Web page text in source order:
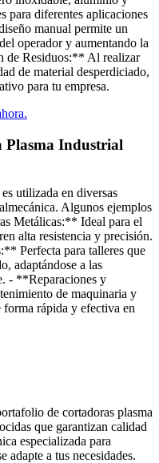
para diferentes aplicaciones
manual permite un
operador y aumentando la
de Residuos:** Al realizar
de material desperdiciado,
para tu empresa.
Plasma Industrial
utilizada en diversas
Algunos ejemplos
Metálicas:** Ideal para el
alta resistencia y precisión.
Perfecta para talleres que
adaptándose a las
- **Reparaciones y
de maquinaria y
rápida y efectiva en
de cortadoras plasma
que garantizan calidad
especializada para
adapte a tus necesidades.